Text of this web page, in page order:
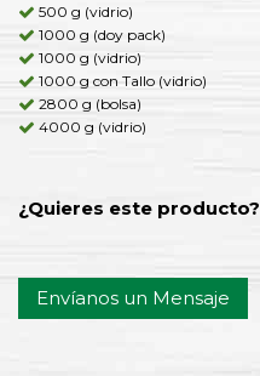
500 g (vidrio)
1000 g (doy pack)
1000 g (vidrio)
1000 g con Tallo (vidrio)
2800 g (bolsa)
4000 g (vidrio)
¿Quieres este producto?
Envíanos un Mensaje